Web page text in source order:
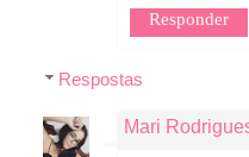
Responder
Respostas
Mari